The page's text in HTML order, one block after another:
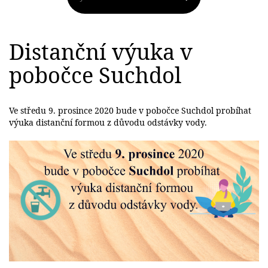
Distanční výuka v
pobočce Suchdol
Ve středu 9. prosince 2020 bude v pobočce Suchdol probíhat
výuka distanční formou z důvodu odstávky vody.